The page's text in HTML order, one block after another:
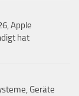
Apple
hat
Geräte